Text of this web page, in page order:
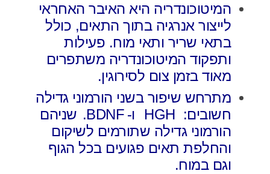
המיטוכונדריה היא האיבר האחראי
לייצור אנרגיה בתוך התאים, כולל
בתאי שריר ותאי מוח. פעילות
ותפקוד המיטוכונדריה משתפרים
מאוד בזמן צום לסירוגין.
מתרחש שיפור בשני הורמוני גדילה
חשובים: HGH
ו- BDNF.
שניהם
הורמוני גדילה שתורמים לשיקום
והחלפת תאים פגועים בכל הגוף
וגם במוח.